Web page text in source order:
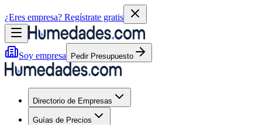
¿Eres empresa? Regístrate gratis
Soy empresa Pedir Presupuesto
Directorio de Empresas
Guías de Precios